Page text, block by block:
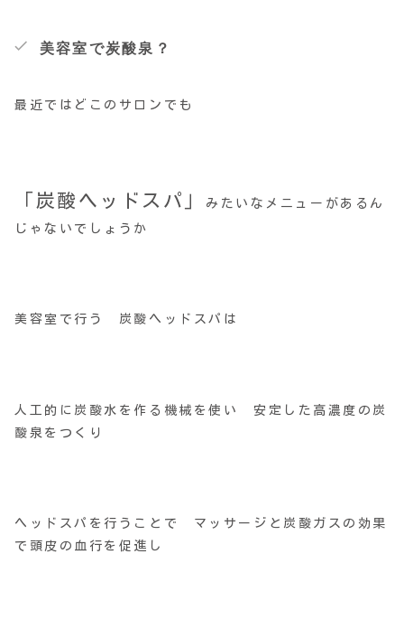
美容室で炭酸泉？
最近ではどこのサロンでも
「炭酸ヘッドスパ」
みたいなメニューがあるん
じゃないでしょうか
美容室で行う 炭酸ヘッドスパは
人工的に炭酸水を作る機械を使い 安定した高濃度の炭
酸泉をつくり
ヘッドスパを行うことで マッサージと炭酸ガスの効果
で頭皮の血行を促進し